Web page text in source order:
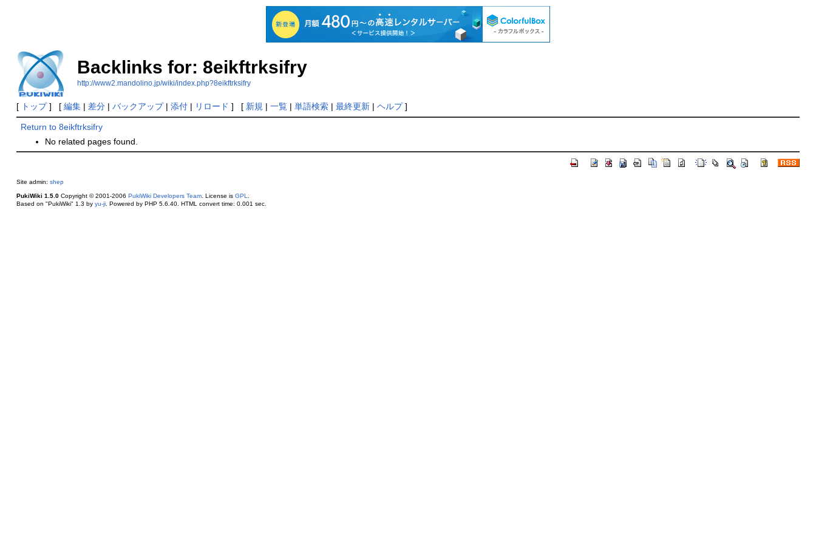
Backlinks for: 8eikftrksifry
http://www2.mandolino.jp/wiki/index.php?8eikftrksifry
[ トップ] [ 編集| 差分| バックアップ| 添付| リロード ] [ 新規 | 一覧| 単語検索| 最終更新| ヘルプ]
Return to 8eikftrksifry
No related pages found.
Site admin: shep
PukiWiki 1.5.0Copyright © 2001-2006 PukiWiki Developers Team. License is GPL
Based on "PukiWiki" 1.3 by yu-ji. Powered by PHP 5.6.40. HTML convert time: 0.001 sec.